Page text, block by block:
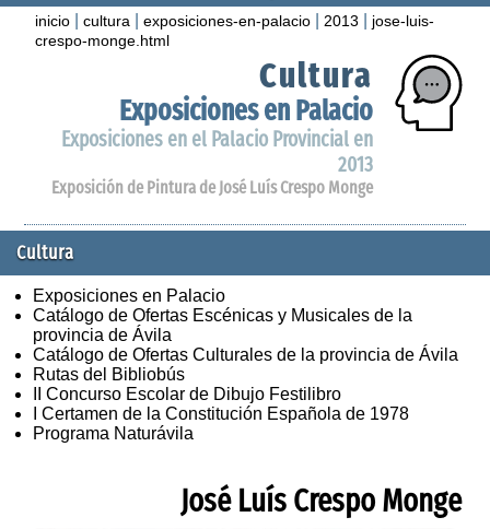
inicio |cultura |exposiciones-en-palacio 2013
jose-luis-
crespo-monge.html
Cultura
Exposiciones en Palacio
Exposiciones en el Palacio Provincial en
2013
Exposición de Pintura de José Luís Crespo Monge
Cultura
Exposiciones en Palacio
Catálogo de Ofertas Escénicas y Musicales de la
provincia de Ávila
Catálogo de Ofertas Culturales de la provincia de Ávila
Rutas del Bibliobús
II Concurso Escolar de Dibujo Festilibro
I Certamen de la Constitución Española de 1978
Programa Naturávila
José Luís Crespo Monge